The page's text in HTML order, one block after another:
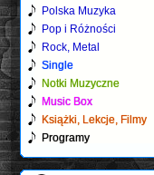
Polska Muzyka
Pop i Różności
Rock, Metal
Single
Notki Muzyczne
Music Box
Książki, Lekcje, Filmy
Programy